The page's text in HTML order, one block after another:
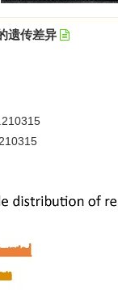
遗传差异